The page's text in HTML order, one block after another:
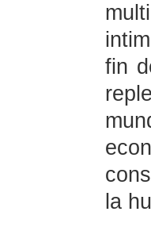
fin
la